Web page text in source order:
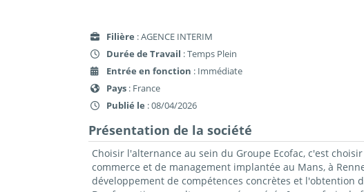
Filière : AGENCE INTERIM
Durée de Travail : Temps Plein
Entrée en fonction : Immédiate
Pays : France
Publié le : 08/04/2026
Présentation de la société
Choisir l'alternance au sein du Groupe Ecofac, c'est
commerce et de management implantée au Mans, à
développement de compétences concrètes et l'obtention